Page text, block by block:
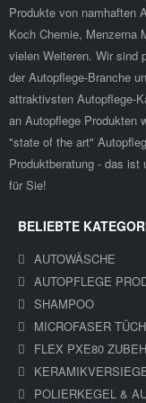
Produkte von namhaften
Koch Chemie, Menzerna
vielen Weiteren. Wir sind
der Autopflege-Branche
attraktivsten Autopflege-
an Autopflege Produkten
"state of the art"
Produktberatung - das
für Sie!
BELIEBTE
AUTOWÄSCHE
AUTOPFLEGE
SHAMPOO
MICROFASER
FLEX PXE80
POLIERKEGEL &